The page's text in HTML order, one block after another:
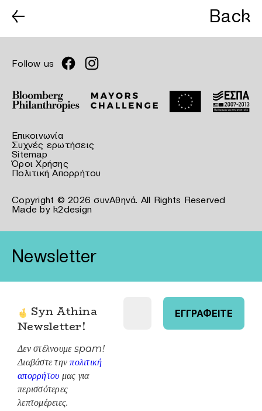
← Back
Follow us
Επικοινωνία
Συχνές ερωτήσεις
Sitemap
Όροι Χρήσης
Πολιτική Απορρήτου
Copyright © 2026 συνΑθηνά. All Rights Reserved
Made by k2design
Newsletter
Syn Athina
Newsletter!
Δεν στέλνουμε spam!
Διαβάστε τηνπολιτική
απορρήτου μας για
περισσότερες
λεπτομέρειες.